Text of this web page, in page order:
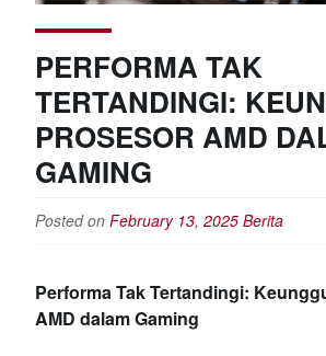
PERFORMA TAK
TERTANDINGI:
PROSESOR AMD
GAMING
Posted on February 13, 2025 Berita
Performa Tak Tertandingi:
AMD dalam Gaming